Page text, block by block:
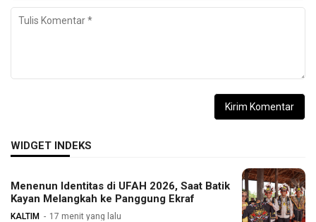
WIDGET INDEKS
Menenun Identitas di UFAH 2026, Saat Batik
Kayan Melangkah ke Panggung Ekraf
KALTIM 17 menit yang lalu